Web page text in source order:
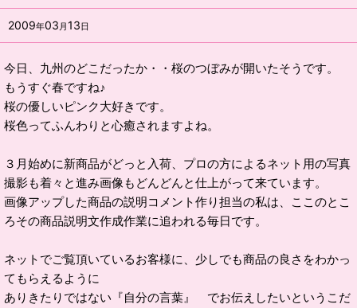
2009年03 月13日
今日、九州のどこだったか・・桜のつぼみが開いたそうです。
もうすぐ春ですね♪
桜の優しいピンク大好きです。
桜色ってふんわりと心癒されますよね。
３月始めに新商品がどっと入荷、プロの方によるネット用の写真
撮影も着々と進み画像もどんどんと仕上がって来ています。
画像アップした商品の説明コメント作り担当の私は、ここのとこ
ろその商品説明文作成作業に追われる毎日です。
ネットでご覧頂いているお客様に、少しでも商品の良さをわかっ
てもらえるように
ありきたりではない『自分の言葉』 でお伝えしたいというこだ